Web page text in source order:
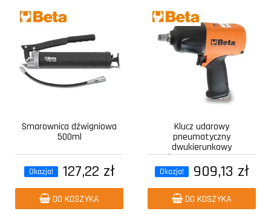
Smarownica dźwigniowa
500ml
Okazja! 127,22 zł
DO KOSZYKA
Klucz udarowy
pneumatyczny
dwukierunkowy
kompozytowy z...
Okazja! 909,13 zł
DO KOSZYKA